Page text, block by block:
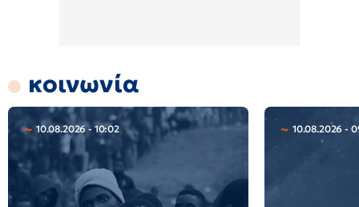
κοινωνία
10.08.2026 - 10:02 10.08.2026 -